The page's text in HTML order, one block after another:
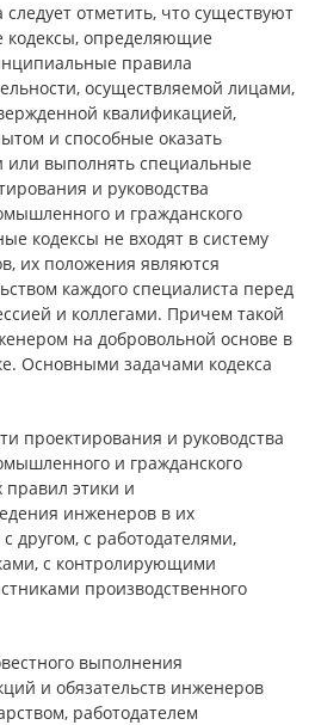
отметить, что существуют
определяющие
правила
осуществляемой лицами,
квалификацией,
и способные оказать
или выполнять специальные
и руководства
и гражданского
кодексы не входят в систему
их положения являются
каждого специалиста перед
и коллегами. Причем такой
на добровольной основе в
Основными задачами кодекса
проектирования и руководства
и гражданского
этики и
инженеров в их
другом, с работодателями,
с контролирующими
производственного
выполнения
и обязательств инженеров
работодателем